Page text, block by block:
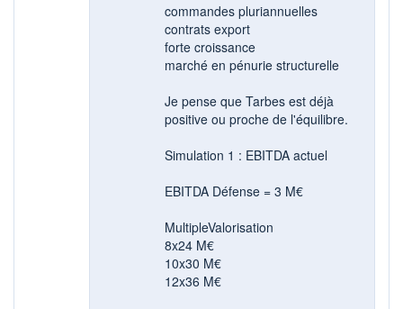
commandes pluriannuelles
contrats export
forte croissance
marché en pénurie structurelle
Je pense que Tarbes est déjà
positive ou proche de l'équilibre.
Simulation 1 : EBITDA actuel
EBITDA Défense = 3 M€
MultipleValorisation
8x24 M€
10x30 M€
12x36 M€